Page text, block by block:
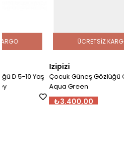
Çocuk Güneş Gözlüğü C 3-5 Yaş
Aqua Green
₺3.400,00
ÜCRETSIZ KARGO